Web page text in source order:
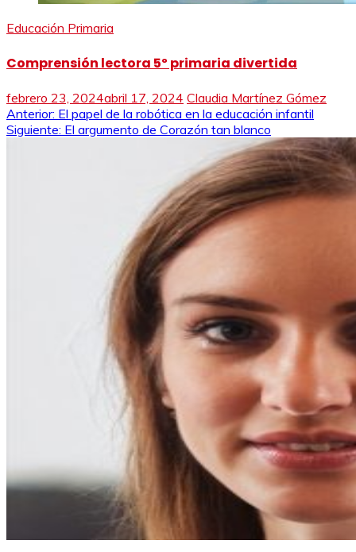
Educación Primaria
Comprensión lectora 5º primaria divertida
febrero 23, 2024abril 17, 2024 Claudia Martínez Gómez
Navegación
de
Anterior: El papel de la robótica en la educación infantil
Siguiente: El argumento de Corazón tan blanco